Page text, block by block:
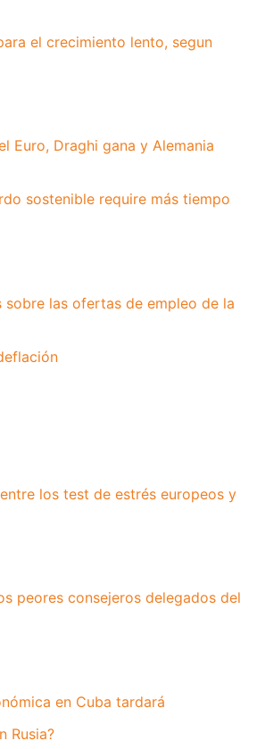
el crecimiento lento, segun
Euro, Draghi gana y Alemania
sostenible require más tiempo
sobre las ofertas de empleo de la
los test de estrés europeos y
peores consejeros delegados del
en Cuba tardará
Rusia?